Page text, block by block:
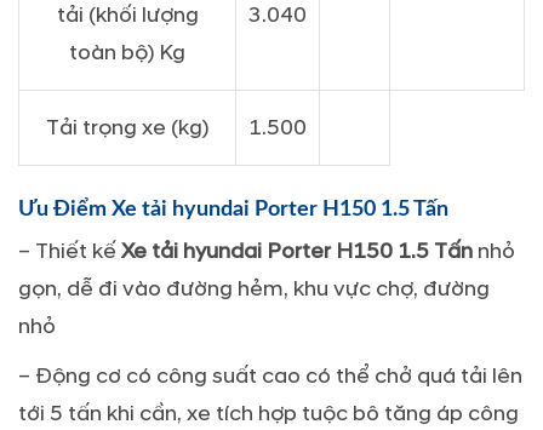
tải (khối lượng
toàn bộ) Kg
3.040
Tải trọng xe (kg) 1.500
Ưu Điểm Xe tải hyundai Porter H150 1.5 Tấn
– Thiết kế Xe tải hyundai Porter H150 1.5 Tấn nhỏ
gọn, dễ đi vào đường hẻm, khu vực chợ, đường
nhỏ
– Động cơ có công suất cao có thể chở quá tải lên
tới 5 tấn khi cần, xe tích hợp tuộc bô tăng áp công